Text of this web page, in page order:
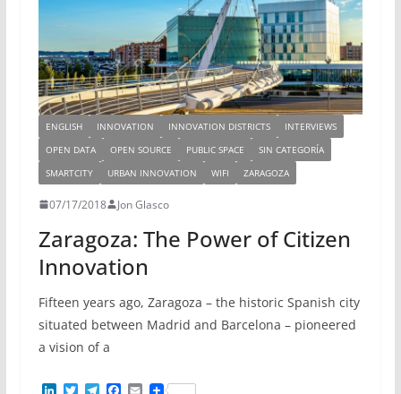
ENGLISH INNOVATION INNOVATION DISTRICTS
INTERVIEWS
OPEN DATA
OPEN SOURCE PUBLIC SPACE
SIN CATEGORÍA
SMARTCITY
URBAN INNOVATION WIFI ZARAGOZA
07/17/2018 Jon Glasco
Zaragoza: The Power of Citizen
Innovation
Fifteen years ago, Zaragoza – the historic Spanish city
situated between Madrid and Barcelona – pioneered
a vision of a
L T T F E